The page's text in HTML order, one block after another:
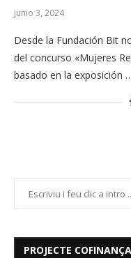
junio 3, 2024
Desde la Fundación Bit
del concurso «Mujeres
basado en la exposición
PROJECTE